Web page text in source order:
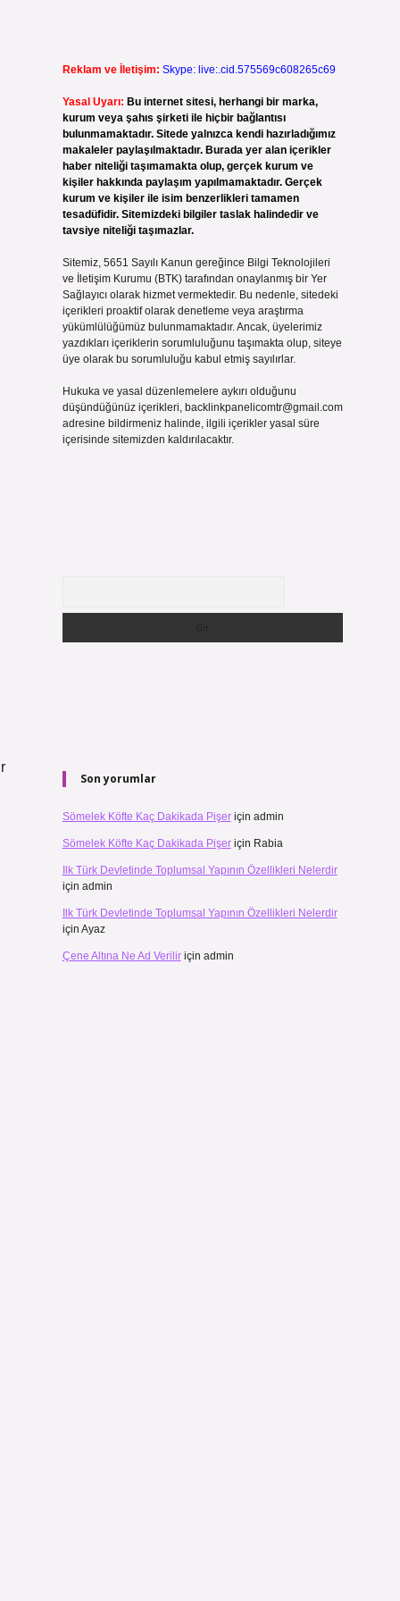
Reklam ve İletişim: Skype: live:.cid.575569c608265c69
Yasal Uyarı: Bu internet sitesi, herhangi bir marka,
kurum veya şahıs şirketi ile hiçbir bağlantısı
bulunmamaktadır. Sitede yalnızca kendi hazırladığımız
makaleler paylaşılmaktadır. Burada yer alan içerikler
haber niteliği taşımamakta olup, gerçek kurum ve
kişiler hakkında paylaşım yapılmamaktadır. Gerçek
kurum ve kişiler ile isim benzerlikleri tamamen
tesadüfidir. Sitemizdeki bilgiler taslak halindedir ve
tavsiye niteliği taşımazlar.
Sitemiz, 5651 Sayılı Kanun gereğince Bilgi Teknolojileri
ve İletişim Kurumu (BTK) tarafından onaylanmış bir Yer
Sağlayıcı olarak hizmet vermektedir. Bu nedenle, sitedeki
içerikleri proaktif olarak denetleme veya araştırma
yükümlülüğümüz bulunmamaktadır. Ancak, üyelerimiz
yazdıkları içeriklerin sorumluluğunu taşımakta olup, siteye
üye olarak bu sorumluluğu kabul etmiş sayılırlar.
Hukuka ve yasal düzenlemelere aykırı olduğunu
düşündüğünüz içerikleri, backlinkpanelicomtr@gmail.com
adresine bildirmeniz halinde, ilgili içerikler yasal süre
içerisinde sitemizden kaldırılacaktır.
Son yorumlar
Sömelek Köfte Kaç Dakikada Pişeriçin admin
Sömelek Köfte Kaç Dakikada Pişeriçin Rabia
Ilk Türk Devletinde Toplumsal Yapının Özellikleri Nelerdir
için admin
Ilk Türk Devletinde Toplumsal Yapının Özellikleri Nelerdir
için Ayaz
Çene Altına Ne Ad Veriliriçin admin